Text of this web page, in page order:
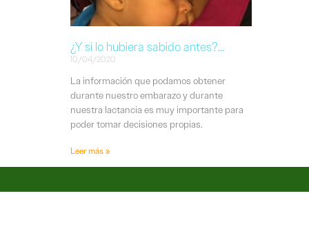
¿Y si lo hubiera sabido antes?…
10/04/2020
La información que podamos obtener
durante nuestro embarazo y durante
nuestra lactancia es muy importante para
poder tomar decisiones propias.
Leer más »